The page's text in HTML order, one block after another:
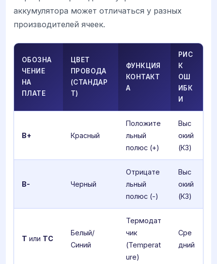
аккумулятора может отличаться у разных
производителей ячеек.
ОБОЗНА
ЧЕНИЕ
НА
ПЛАТЕ
ЦВЕТ
ПРОВОДА
(СТАНДАР
Т)
ФУНКЦИЯ
КОНТАКТ
А
РИС
К
ОШ
ИБК
И
B+ Красный
Положите
льный
полюс (+)
Выс
окий
(КЗ)
B- Черный
Отрицате
льный
полюс (-)
Выс
окий
(КЗ)
T или TC
Белый/
Синий
Термодат
чик
(Temperat
ure)
Сре
дний